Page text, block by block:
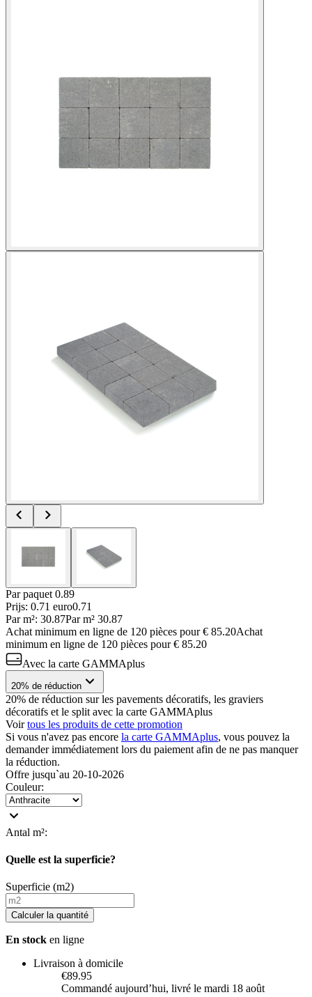
Par paquet 0.89
Prijs: 0.71 euro0.71
Par m²: 30.87Par m² 30.87
Achat minimum en ligne de 120 pièces pour€ 85.20Achat
minimum en ligne de 120 pièces pour€ 85.20
Avec la carte GAMMAplus
20% de réduction
20% de réduction sur les pavements décoratifs, les graviers
décoratifs et le split avec la carte GAMMAplus
Voirtous les produits de cette promotion
Si vous n'avez pas encore la carte GAMMAplus, vous pouvez la
demander immédiatement lors du paiement afin de ne pas manquer
la réduction.
Offre jusqu`au 20-10-2026
Couleur:
Antal m²:
Quelle est la superficie?
Superficie (m2)
Calculer la quantité
En stock en ligne
Livraison à domicile
€89.95
Commandé aujourdʼhui, livré le mardi 18 août